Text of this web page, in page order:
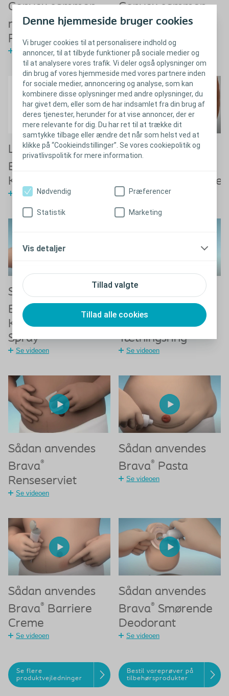
Denne hjemmeside bruger cookies
Vi bruger cookies til at personalisere indhold og
annoncer, til at tilbyde funktioner på sociale medier og
til at analysere vores trafik. Vi deler også oplysninger om
din brug af vores hjemmeside med vores partnere inden
for sociale medier, annoncering og analyse, som kan
kombinere disse oplysninger med andre oplysninger, du
har givet dem, eller som de har indsamlet fra din brug af
deres tjenester, herunder for at vise annoncer, der er
mere relevante for dig. Du har ret til at trække dit
samtykke tilbage eller ændre det når som helst ved at
klikke på “Cookieindstillinger”. Se vores cookiepolitik og
privatlivspolitik for mere information.
Tillad valgte
Tillad alle cookies
Nødvendig Præferencer
Statistik Marketing
Vis detaljer
Convex sammen
med SenSura®Mio
Flad
Se videoen
Convex sammen
med SenSura®
Concave
Se videoen
Lær mere om
Brava
Kantsikring
Se videoen
Sådan anvendes
Kompressionsbælte
Se videoen
Sådan anvendes
Brava
Klæbefjerner
Spray
Se videoen
Sådan anvendes
Brava
Beskyttende
Tætningsring
Se videoen
Sådan anvendes
Brava®
Renseserviet
Se videoen
Sådan anvendes
Brava® Pasta
Se videoen
Sådan anvendes
Brava® Barriere
Creme
Se videoen
Sådan anvendes
Brava® Smørende
Deodorant
Se videoen
Se flere
produktvejledninger
Bestil vareprøver på
tilbehørsprodukter